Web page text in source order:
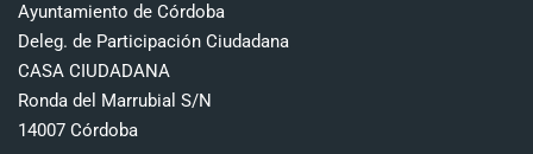
Ayuntamiento de Córdoba
Deleg. de Participación Ciudadana
CASA CIUDADANA
Ronda del Marrubial S/N
14007 Córdoba